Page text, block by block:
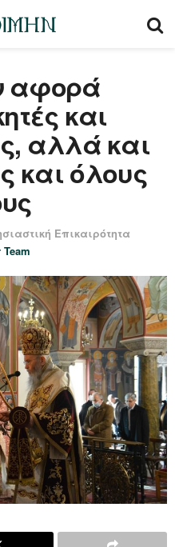
αφορά
και
αλλά και
και όλους
Επικαιρότητα